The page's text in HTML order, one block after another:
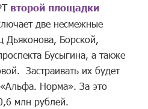
второй площадки
две несмежные
Дьяконова, Борской,
Бусыгина, а также
Застраивать их будет
Норма». За это
млн рублей.